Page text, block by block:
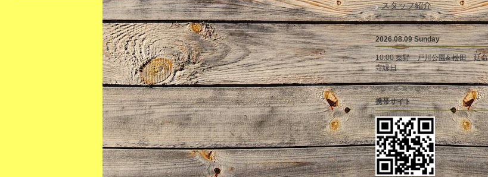
スタッフ紹介
2026.08.09 Sunday
10:00 秦野 戸川公園& 松田 延命
寺縁日
携帯サイト